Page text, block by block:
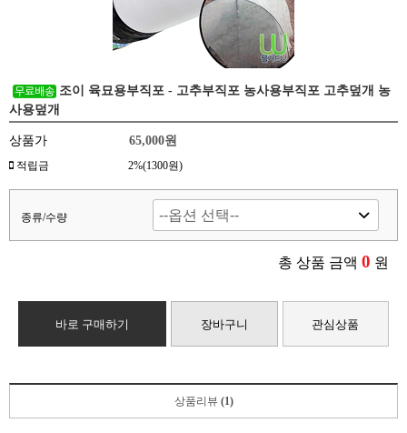
조이 육묘용부직포 - 고추부직포 농사용부직포 고추덮개 농
사용덮개
상품가 65,000원
적립금 2%(1300원)
종류/수량
총 상품 금액 0 원
바로 구매하기 장바구니 관심상품
상품리뷰 (1)